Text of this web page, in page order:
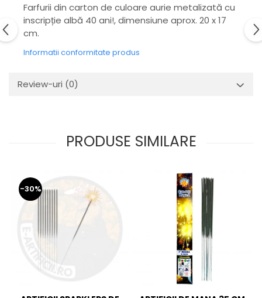
Farfurii din carton de culoare aurie metalizată cu
inscripție albă 40 ani!, dimensiune aprox. 20 x 17
cm.
Informatii conformitate produs
Review-uri (0)
PRODUSE SIMILARE
-30%